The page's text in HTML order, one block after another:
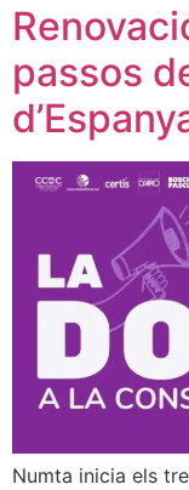
passos
Numta inicia els